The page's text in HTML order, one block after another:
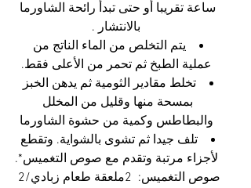
ساعة تقريبا أو حتى تبدأ رائحة الشاورما
بالانتشار .
يتم التخلص من الماء الناتج من
عملية الطبخ ثم تحمر من الأعلى فقط.
تخلط مقادير الثومية ثم يدهن الخبز
بمسحة منها وقليل من المخلل
والبطاطس وكمية من حشوة الشاورما
تلف جيدا ثم تشوى بالشواية. وتقطع
لأجزاء مرتبة وتقدم مع صوص التغميس*.